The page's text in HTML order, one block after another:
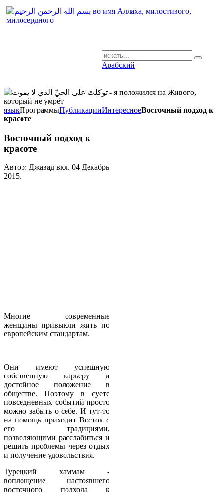
Арабский
языкПрограммыПубликацииИнтересноеВосточный подход к
красоте
Восточный подход к
красоте
Автор: Джавад вкл. 04 Декабрь
2015.
Многие современные
женщины привыкли жить по
европейским стандартам.
Они имеют успешную
собственную карьеру и
достойное положение в
обществе. Поэтому в суете
повседневных событий просто
можно забыть о себе. И тут-то
на помощь приходит Восток с
его традициями,
позволяющими расслабиться и
решить проблемы через отдых
и получение удовольствия.
Турецкий хаммам -
воплощение настоявшего
восточного подхода к